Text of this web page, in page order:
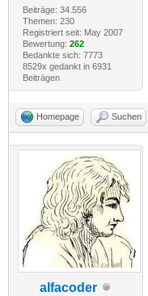
Beiträge: 34.556
Themen: 230
Registriert seit: May 2007
Bewertung: 262
Bedankte sich: 7773
8529x gedankt in 6931
Beiträgen
Homepage Suchen
alfacoder